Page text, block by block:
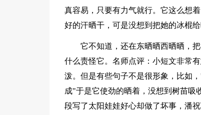
真容易，只要有力气就行。它这么想
好的汗晒干，可是没想到把她的冰棍给
它不知道，还在东晒晒西晒晒，
什么责怪它。名师点评：小短文非常
泼。但是有些句子不是很形象，比如
成"于是它使劲的晒着，没想到树苗吸
段写了太阳娃娃好心却做了坏事，潘